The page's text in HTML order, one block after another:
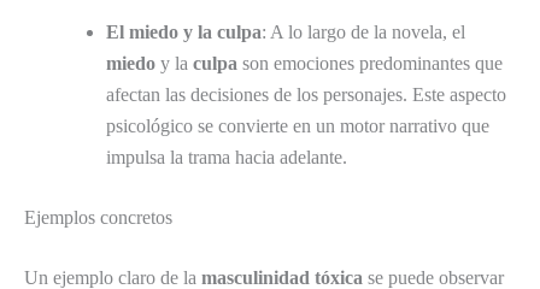
El miedo y la culpa: A lo largo de la novela, el
miedo y la culpa son emociones predominantes que
afectan las decisiones de los personajes. Este aspecto
psicológico se convierte en un motor narrativo que
impulsa la trama hacia adelante.
Ejemplos concretos
Un ejemplo claro de la masculinidad tóxica se puede observar